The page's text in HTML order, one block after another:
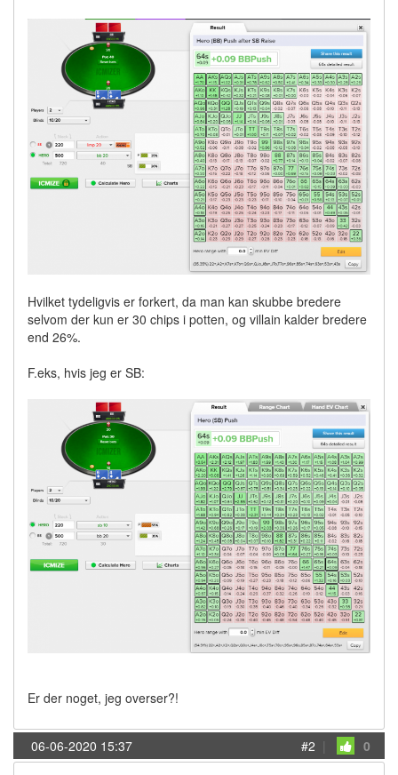
Hvilket tydeligvis er forkert, da man kan skubbe bredere
selvom der kun er 30 chips i potten, og villain kalder bredere
end 26%.
F.eks, hvis jeg er SB:
Er der noget, jeg overser?!
06-06-2020 15:37 #2 | 0